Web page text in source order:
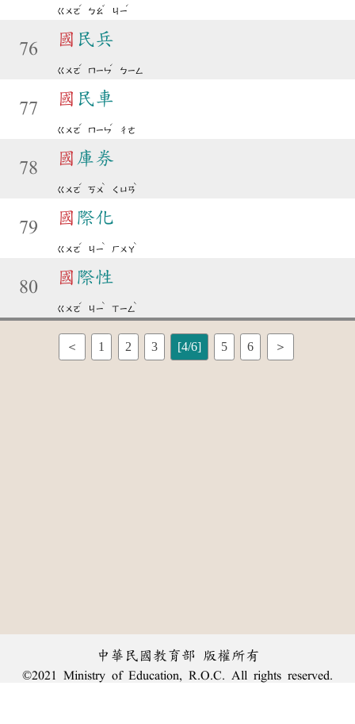
ㄍㄨㄛ
ˊ
ㄅㄠ
ˇ
ㄐㄧ
ˊ
76
國 民兵
ㄍㄨㄛ
ˊ
ㄇㄧㄣ
ˊ
ㄅㄧㄥ
77
國 民車
ㄍㄨㄛ
ˊ
ㄇㄧㄣ
ˊ
ㄔㄜ
78
國 庫券
ㄍㄨㄛ
ˊ
ㄎㄨ
ˋ
ㄑㄩㄢ
ˋ
79
國 際化
ㄍㄨㄛ
ˊ
ㄐㄧ
ˋ
ㄏㄨㄚ
ˋ
80
國 際性
ㄍㄨㄛ
ˊ
ㄐㄧ
ˋ
ㄒㄧㄥ
ˋ
＜ 1 2 3 [4/6] 5 6 ＞
中華民國教育部 版權所有
©2021 Ministry of Education, R.O.C. All rights reserved.